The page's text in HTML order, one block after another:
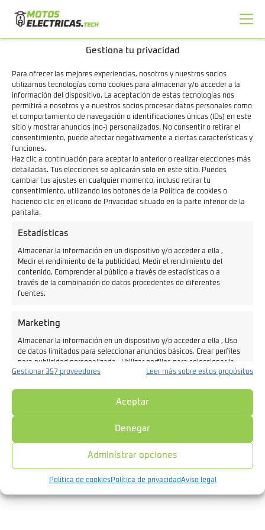
Gestiona tu privacidad
Para ofrecer las mejores experiencias, nosotros y nuestros socios
utilizamos tecnologías como cookies para almacenar y/o acceder a la
información del dispositivo. La aceptación de estas tecnologías nos
permitirá a nosotros y a nuestros socios procesar datos personales como
el comportamiento de navegación o identificaciones únicas (IDs) en este
sitio y mostrar anuncios (no-) personalizados. No consentir o retirar el
consentimiento, puede afectar negativamente a ciertas características y
funciones.
Haz clic a continuación para aceptar lo anterior o realizar elecciones más
detalladas. Tus elecciones se aplicarán solo en este sitio. Puedes
cambiar tus ajustes en cualquier momento, incluso retirar tu
consentimiento, utilizando los botones de la Política de cookies o
haciendo clic en el icono de Privacidad situado en la parte inferior de la
pantalla.
Estadísticas
Almacenar la información en un dispositivo y/o acceder a ella ,
Medir el rendimiento de la publicidad, Medir el rendimiento del
contenido, Comprender al público a través de estadísticas o a
través de la combinación de datos procedentes de diferentes
fuentes.
Marketing
Almacenar la información en un dispositivo y/o acceder a ella , Uso
de datos limitados para seleccionar anuncios básicos, Crear perfiles
para publicidad personalizada , Utilizar perfiles para seleccionar la
publicidad personalizada , Crear un perfil para personalizar el
Cotejo y combinación de datos procedentes de otras
fuentes de información, Vincular diferentes
automática.
Gestionar 357 proveedores Leer más sobre estos propósitos
Aceptar
Denegar
Administrar opciones
Política de cookiesPolítica de privacidadAviso legal
Motos eléctricas>Volta
MOTOS VOLTA
ELÉCTRICAS
Motos Eléctricas
NOSOTROS
Blog
Aviso legal
Política de cookies
© 2026 MotosElectricas.Tech